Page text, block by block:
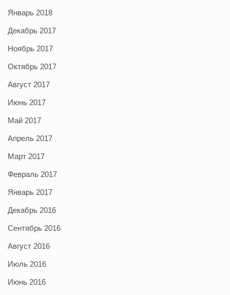
Январь 2018
Декабрь 2017
Ноябрь 2017
Октябрь 2017
Август 2017
Июнь 2017
Май 2017
Апрель 2017
Март 2017
Февраль 2017
Январь 2017
Декабрь 2016
Сентябрь 2016
Август 2016
Июль 2016
Июнь 2016